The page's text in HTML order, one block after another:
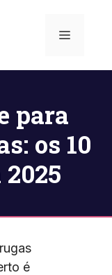
Menu
para
os 10
é